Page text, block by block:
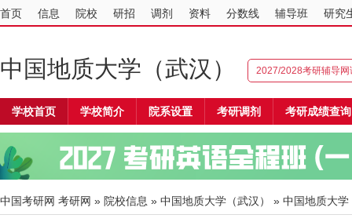
首页 信息 院校 研招 调剂 资料 分数线 辅导班 研究
中国地质大学（武汉） 2027/2028考研辅导网
学校首页 学校简介 院系设置 考研调剂 考研成绩查询
中国考研网 考研网 » 院校信息 » 中国地质大学（武汉） » 中国地质大